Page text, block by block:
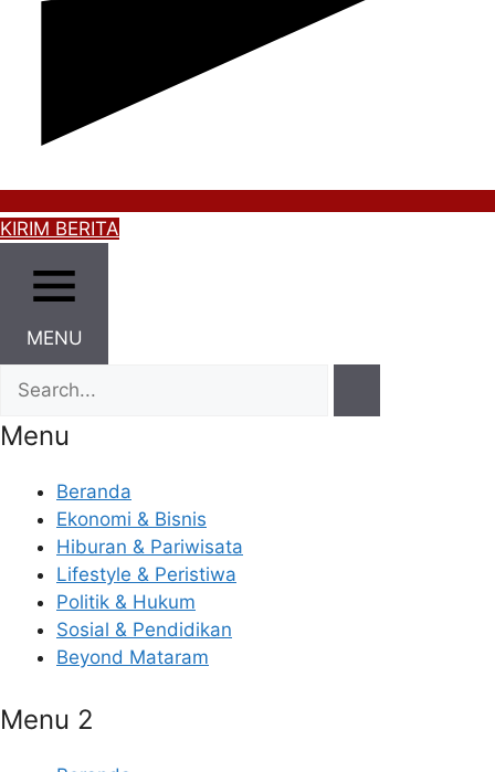
KIRIM BERITA
MENU
Menu
Beranda
Ekonomi & Bisnis
Hiburan & Pariwisata
Lifestyle & Peristiwa
Politik & Hukum
Sosial & Pendidikan
Beyond Mataram
Menu 2